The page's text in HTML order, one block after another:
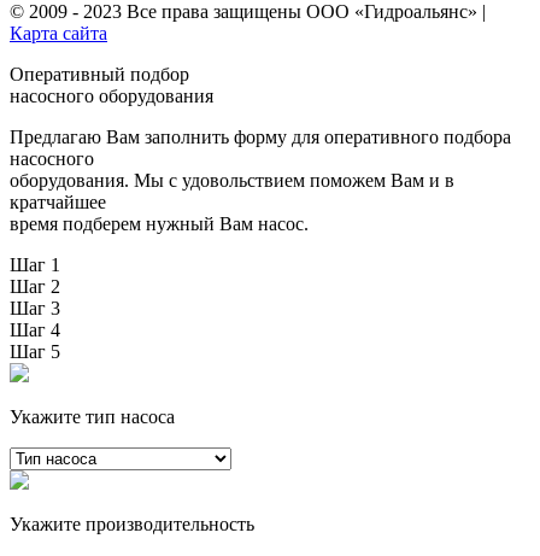
© 2009 - 2023 Все права защищены ООО «Гидроальянс» |
Карта сайта
Оперативный подбор
насосного оборудования
Предлагаю Вам заполнить форму для оперативного подбора
насосного
оборудования. Мы с удовольствием поможем Вам и в
кратчайшее
время подберем нужный Вам насос.
Шаг 1
Шаг 2
Шаг 3
Шаг 4
Шаг 5
Укажите тип насоса
Укажите производительность